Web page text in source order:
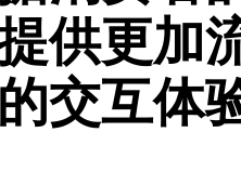
供更加
交互体